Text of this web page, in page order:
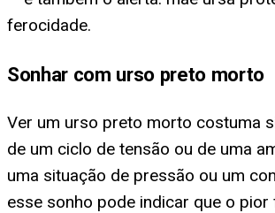
ferocidade.
Sonhar com urso preto morto
Ver um urso preto morto costuma
de um ciclo de tensão ou de uma
uma situação de pressão ou um
esse sonho pode indicar que o